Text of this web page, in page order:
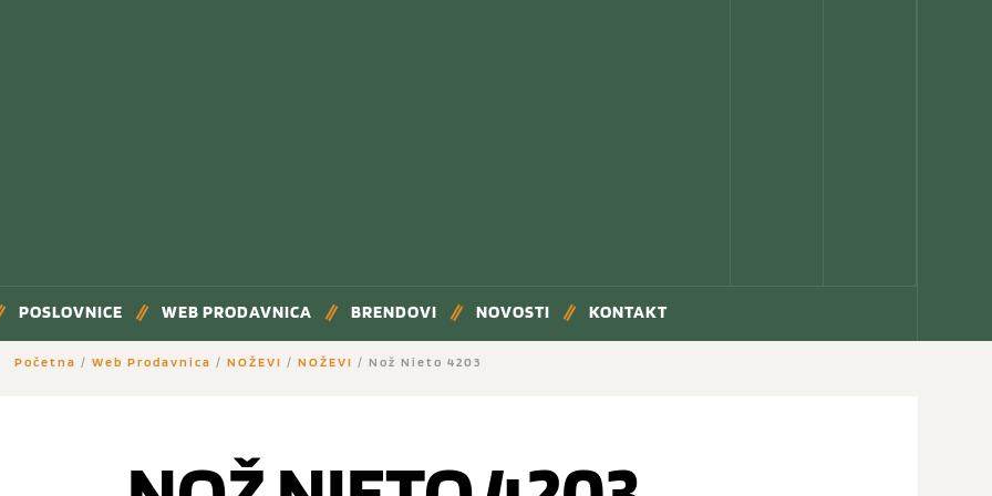
POSLOVNICE WEB PRODAVNICA BRENDOVI NOVOSTI KONTAKT
Početna / Web Prodavnica / NOŽEVI / NOŽEVI / Nož Nieto 4203